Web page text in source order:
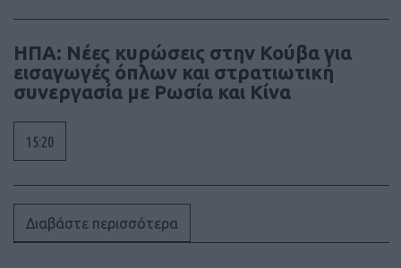
ΗΠΑ: Νέες κυρώσεις στην Κούβα για
εισαγωγές όπλων και στρατιωτική
συνεργασία με Ρωσία και Κίνα
15:20
Διαβάστε περισσότερα